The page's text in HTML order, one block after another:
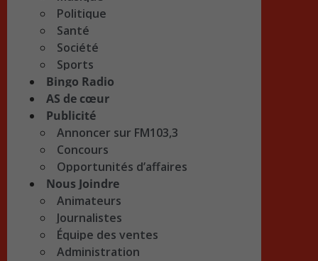
Politique
Santé
Société
Sports
Bingo Radio
AS de cœur
Publicité
Annoncer sur FM103,3
Concours
Opportunités d’affaires
Nous Joindre
Animateurs
Journalistes
Équipe des ventes
Administration